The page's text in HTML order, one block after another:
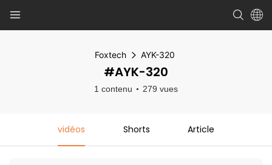
Foxtech AYK-320
#AYK-320
1 contenu 279 vues
vidéos Shorts Article